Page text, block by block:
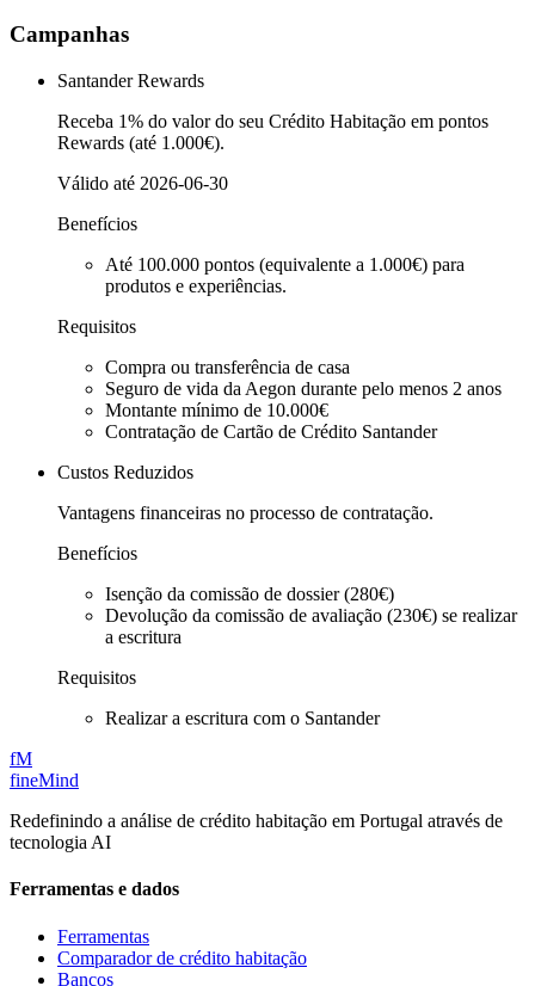
Campanhas
Santander Rewards
Receba 1% do valor do seu Crédito Habitação em pontos
Rewards (até 1.000€).
Válido até 2026-06-30
Benefícios
Até 100.000 pontos (equivalente a 1.000€) para
produtos e experiências.
Requisitos
Compra ou transferência de casa
Seguro de vida da Aegon durante pelo menos 2 anos
Montante mínimo de 10.000€
Contratação de Cartão de Crédito Santander
Custos Reduzidos
Vantagens financeiras no processo de contratação.
Benefícios
Isenção da comissão de dossier (280€)
Devolução da comissão de avaliação (230€) se realizar
a escritura
Requisitos
Realizar a escritura com o Santander
fM
fineMind
Redefinindo a análise de crédito habitação em Portugal através de
tecnologia AI
Ferramentas e dados
Ferramentas
Comparador de crédito habitação
Bancos